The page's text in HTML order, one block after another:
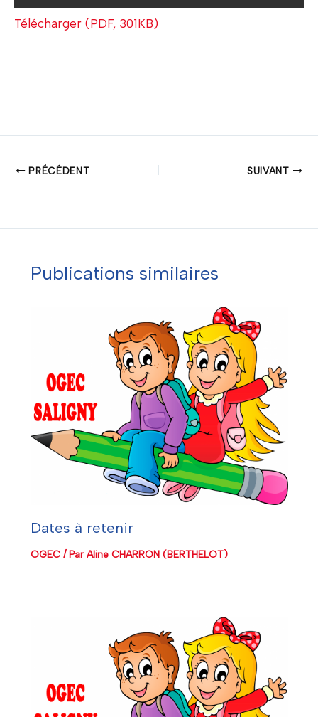
Télécharger (PDF, 301KB)
PRÉCÉDENT SUIVANT
Publications similaires
Dates à retenir
OGEC/ ParAline CHARRON (BERTHELOT)